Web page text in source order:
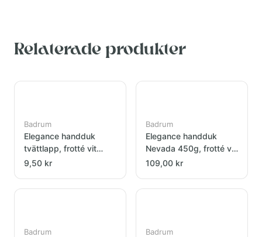
Relaterade produkter
Badrum
Elegance handduk
tvättlapp, frotté vit
30x30cm
9,50 kr
Badrum
Elegance handduk
Nevada 450g, frotté vit
70x140cm
109,00 kr
Badrum Badrum